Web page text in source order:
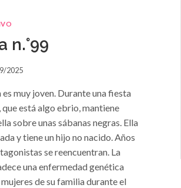
n.°99
2025
muy joven. Durante una fiesta
está algo ebrio, mantiene
sobre unas sábanas negras. Ella
y tiene un hijo no nacido. Años
se reencuentran. La
una enfermedad genética
de su familia durante el